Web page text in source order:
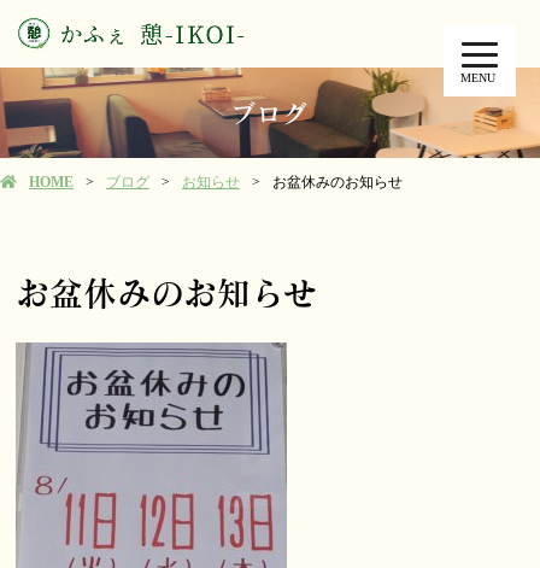
MENU
ブログ
HOME ブログ お知らせ お盆休みのお知らせ
お盆休みのお知らせ